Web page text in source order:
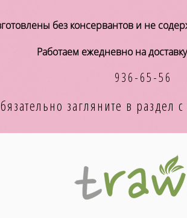
без консервантов и не
Работаем ежедневно на
936-65-56
загляните в раздел с